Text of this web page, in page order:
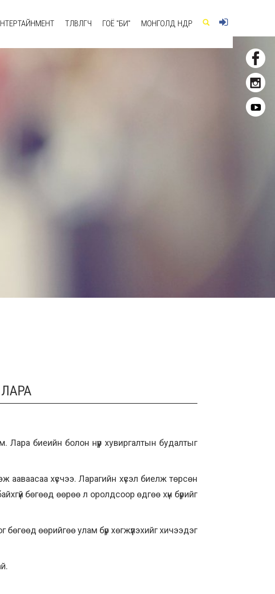
ТӨЛӨВЛӨГЧ ГОЁ "БИ" МОНГОЛД ӨНӨӨДӨР
ЛАРА
Лара биеийн болон нүүр хувиргалтын будалтыг
ааваасаа хүсчээ. Ларагийн хүсэл биелж төрсөн
бөгөөд өөрөө л оролдсоор өдгөө хүн бүрийг
өөрийгөө улам бүр хөгжүүлэхийг хичээдэг